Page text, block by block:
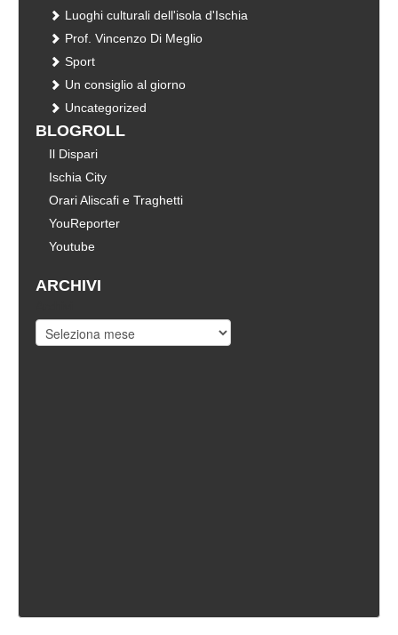
Luoghi culturali dell'isola d'Ischia
Prof. Vincenzo Di Meglio
Sport
Un consiglio al giorno
Uncategorized
BLOGROLL
Il Dispari
Ischia City
Orari Aliscafi e Traghetti
YouReporter
Youtube
ARCHIVI